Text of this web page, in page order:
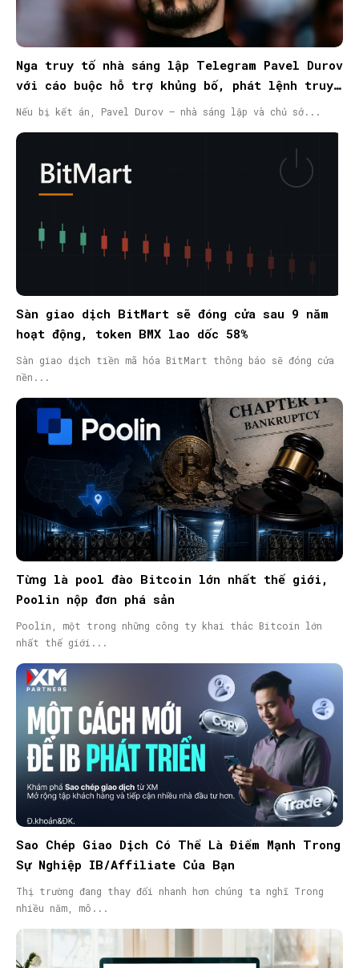
Nga truy tố nhà sáng lập Telegram Pavel Durov
với cáo buộc hỗ trợ khủng bố, phát lệnh truy
nã quốc tế
Nếu bị kết án, Pavel Durov – nhà sáng lập và chủ sở...
Sàn giao dịch BitMart sẽ đóng cửa sau 9 năm
hoạt động, token BMX lao dốc 58%
Sàn giao dịch tiền mã hóa BitMart thông báo sẽ đóng cửa
nền...
Từng là pool đào Bitcoin lớn nhất thế giới,
Poolin nộp đơn phá sản
Poolin, một trong những công ty khai thác Bitcoin lớn
nhất thế giới...
Sao Chép Giao Dịch Có Thể Là Điểm Mạnh Trong
Sự Nghiệp IB/Affiliate Của Bạn
Thị trường đang thay đổi nhanh hơn chúng ta nghĩ Trong
nhiều năm, mô...